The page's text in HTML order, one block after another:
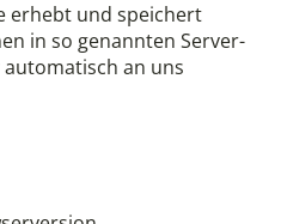
erhebt und speichert
in so genannten Server-
automatisch an uns